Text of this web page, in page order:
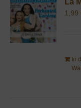
1,99
In